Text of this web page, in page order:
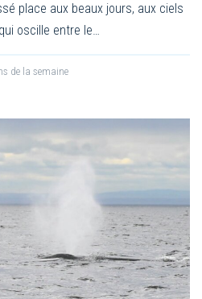
place aux beaux jours, aux ciels
oscille entre le…
de la semaine